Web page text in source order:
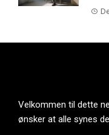
Velkommen til dette
ønsker at alle synes